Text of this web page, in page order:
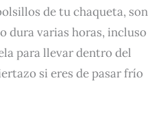
de tu chaqueta, son
dura varias horas, incluso
para llevar dentro del
si eres de pasar frío